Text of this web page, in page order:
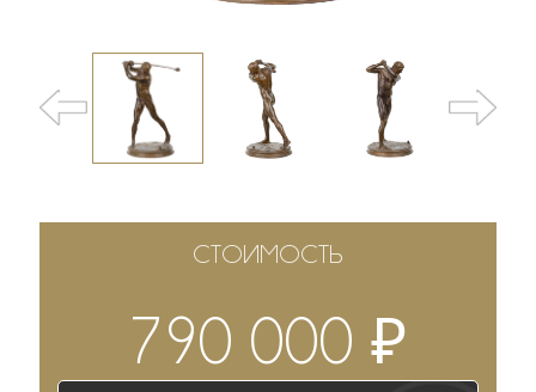
СТОИМОСТЬ
790 000 ₽